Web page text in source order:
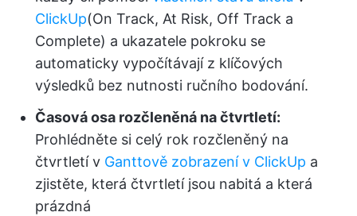
ClickUp(On Track, At Risk, Off Track a
Complete) a ukazatele pokroku se
automaticky vypočítávají z klíčových
výsledků bez nutnosti ručního bodování.
Časová osa rozčleněná na čtvrtletí:
Prohlédněte si celý rok rozčleněný na
čtvrtletí v Ganttově zobrazení v ClickUp a
zjistěte, která čtvrtletí jsou nabitá a která
prázdná